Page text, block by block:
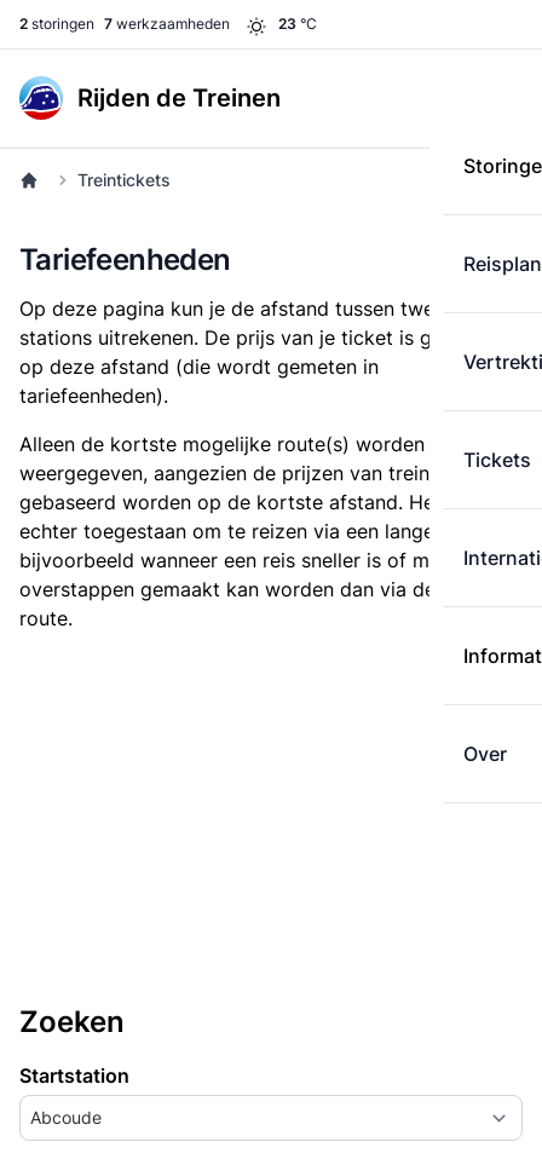
2 storingen 7 werkzaamheden 23 °C
Rijden de Treinen
Tickets
Over
Treintickets
Tariefeenheden
Op deze pagina kun je de afstand tussen twee
stations uitrekenen. De prijs van je ticket is gebaseerd
op deze afstand (die wordt gemeten in
tariefeenheden).
Alleen de kortste mogelijke route(s) worden
weergegeven, aangezien de prijzen van treintickets
gebaseerd worden op de kortste afstand. Het is
echter toegestaan om te reizen via een langere route,
bijvoorbeeld wanneer een reis sneller is of met minder
overstappen gemaakt kan worden dan via de kortste
route.
Zoeken
Startstation
Abcoude